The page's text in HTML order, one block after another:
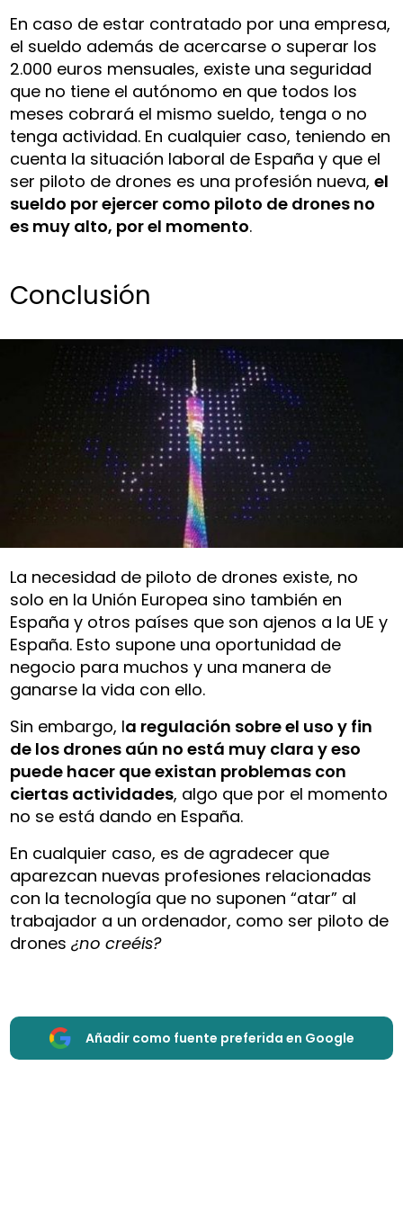
En caso de estar contratado por una empresa,
el sueldo además de acercarse o superar los
2.000 euros mensuales, existe una seguridad
que no tiene el autónomo en que todos los
meses cobrará el mismo sueldo, tenga o no
tenga actividad. En cualquier caso, teniendo en
cuenta la situación laboral de España y que el
ser piloto de drones es una profesión nueva,el
sueldo por ejercer como piloto de drones no
es muy alto, por el momento.
Conclusión
La necesidad de piloto de drones existe, no
solo en la Unión Europea sino también en
España y otros países que son ajenos a la UE y
España. Esto supone una oportunidad de
negocio para muchos y una manera de
ganarse la vida con ello.
Sin embargo, la regulación sobre el uso y fin
de los drones aún no está muy clara y eso
puede hacer que existan problemas con
ciertas actividades, algo que por el momento
no se está dando en España.
En cualquier caso, es de agradecer que
aparezcan nuevas profesiones relacionadas
con la tecnología que no suponen “atar” al
trabajador a un ordenador, como ser piloto de
drones¿no creéis?
Añadir como fuente preferida en Google